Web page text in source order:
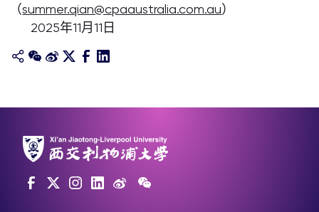
（summer.qian@cpaaustralia.com.au）
2025年11月11日